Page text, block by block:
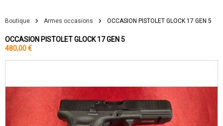
Boutique Armes occasions OCCASION PISTOLET GLOCK 17 GEN 5
OCCASION PISTOLET GLOCK 17 GEN 5
480,00 €